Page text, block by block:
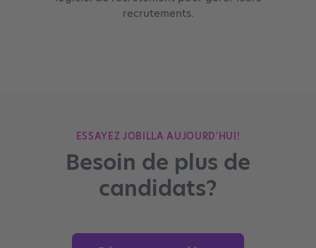
recrutements.
ESSAYEZ JOBILLA AUJOURD'HUI!
Besoin de plus de
candidats?